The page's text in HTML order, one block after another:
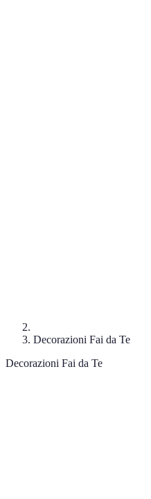
Decorazioni Fai da Te
Decorazioni Fai da Te